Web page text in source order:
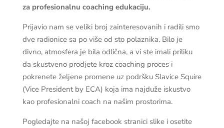
za profesionalnu coaching edukaciju.
Prijavio nam se veliki broj zainteresovanih i radili smo
dve radionice sa po više od sto polaznika. Bilo je
divno, atmosfera je bila odlična, a vi ste imali priliku
da skustveno prodjete kroz coaching proces i
pokrenete željene promene uz podršku Slavice Squire
(Vice President by ECA) koja ima najduže iskustvo
kao profesionalni coach na našim prostorima.
Pogledajte na našoj facebook stranici slike i osetite